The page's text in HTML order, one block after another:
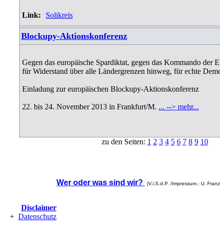
Link: Solikreis
Blockupy-Aktionskonferenz
Gegen das europäische Spardiktat, gegen das Kommando der
für Widerstand über alle Ländergrenzen hinweg, für echte
Einladung zur europäischen Blockupy-Aktionskonferenz
22. bis 24. November 2013 in Frankfurt/M. ... --> mehr...
zu den Seiten: 1 2 3 4 5 6 7 8 9 10
Wer oder was sind wir? (V.i.S.d.P. /Impressum.: U.
Disclaimer
+ Datenschutz